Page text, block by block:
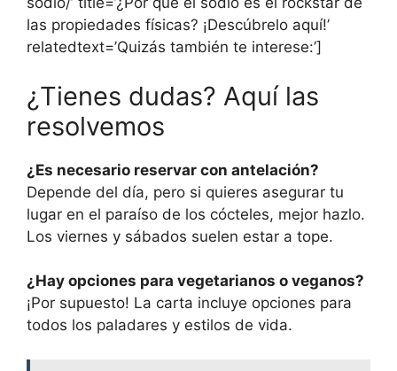
las propiedades físicas? ¡Descúbrelo aquí!’
relatedtext=’Quizás también te interese:’]
¿Tienes dudas? Aquí las
resolvemos
¿Es necesario reservar con antelación?
Depende del día, pero si quieres asegurar tu
lugar en el paraíso de los cócteles, mejor hazlo.
Los viernes y sábados suelen estar a tope.
¿Hay opciones para vegetarianos o veganos?
¡Por supuesto! La carta incluye opciones para
todos los paladares y estilos de vida.